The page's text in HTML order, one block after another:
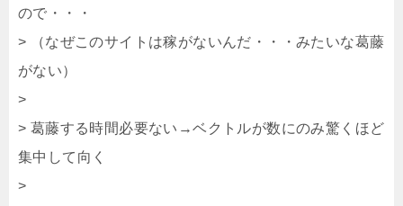
ので・・・
> （なぜこのサイトは稼がないんだ・・・みたいな葛藤
がない）
>
> 葛藤する時間必要ない→ベクトルが数にのみ驚くほど
集中して向く
>